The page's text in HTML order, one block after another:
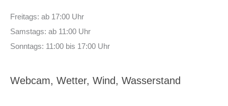
Freitags: ab 17:00 Uhr
Samstags: ab 11:00 Uhr
Sonntags: 11:00 bis 17:00 Uhr
Webcam, Wetter, Wind, Wasserstand